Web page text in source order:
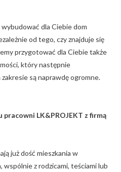
dla Ciebie dom
od tego, czy znajduje się
przygotować dla Ciebie także
który następnie
są naprawdę ogromne.
LK&PROJEKT z firmą
już dość mieszkania w
z rodzicami, teściami lub